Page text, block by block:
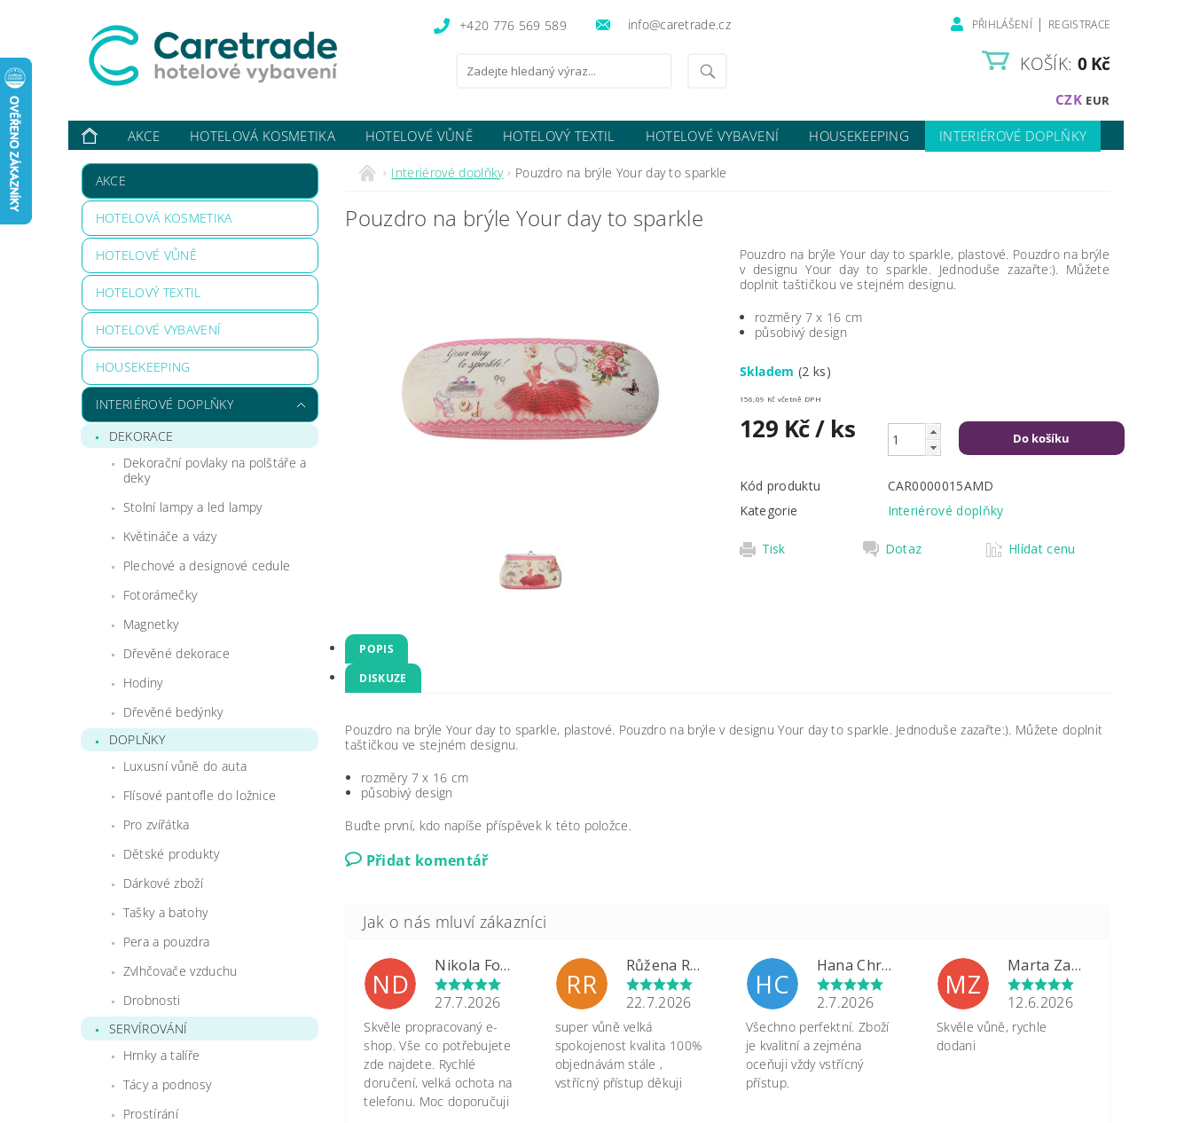
+420 776 569 589 info@caretrade.cz PŘIHLÁŠENÍ | REGISTRACE
CZK EUR
KOŠÍK: 0 Kč
AKCE HOTELOVÁ KOSMETIKA HOTELOVÉ VŮNĚ HOTELOVÝ TEXTIL HOTELOVÉ VYBAVENÍ HOUSEKEEPING
INTERIÉROVÉ DOPLŇKY
VYBAVUJI ...
KONTAKTY O NÁS HODNOCENÍ OBCHODU
AKCE
HOTELOVÁ KOSMETIKA
HOTELOVÉ VŮNĚ
HOTELOVÝ TEXTIL
HOTELOVÉ VYBAVENÍ
HOUSEKEEPING
INTERIÉROVÉ DOPLŇKY
DEKORACE
Dekorační povlaky na polštáře a
deky
Stolní lampy a led lampy
Květináče a vázy
Plechové a designové cedule
Fotorámečky
Magnetky
Dřevěné dekorace
Hodiny
Dřevěné bedýnky
DOPLŇKY
Luxusní vůně do auta
Flísové pantofle do ložnice
Pro zvířátka
Dětské produkty
Dárkové zboží
Tašky a batohy
Pera a pouzdra
Zvlhčovače vzduchu
Drobnosti
SERVÍROVÁNÍ
Hrnky a talíře
Tácy a podnosy
Prostírání
Interiérové doplňky Pouzdro na brýle Your day to sparkle
Pouzdro na brýle Your day to sparkle
Pouzdro na brýle Your day to sparkle, plastové. Pouzdro na brýle
v designu Your day to sparkle. Jednoduše zazařte:). Můžete
doplnit taštičkou ve stejném designu.
rozměry 7 x 16 cm
působivý design
Skladem(2 ks)
156,09 Kč včetně DPH
129 Kč/ ks
Kód produktu
CAR0000015AMD
Kategorie
Interiérové doplňky
Tisk Dotaz Hlídat cenu
POPIS
DISKUZE
Pouzdro na brýle Your day to sparkle, plastové. Pouzdro na brýle v designu Your day to sparkle. Jednoduše zazařte:). Můžete doplnit
taštičkou ve stejném designu.
rozměry 7 x 16 cm
působivý design
Buďte první, kdo napíše příspěvek k této položce.
Přidat komentář
ND
Nikola Formánková Dvořáková
27.7.2026
Skvěle propracovaný e-
shop. Vše co potřebujete
zde najdete. Rychlé
doručení, velká ochota na
telefonu. Moc doporučuji
RR
Růžena Rypková
22.7.2026
super vůně velká
spokojenost kvalita 100%
objednávám stále ,
vstřícný přístup děkuji
HC
Hana Chrastinová
2.7.2026
Všechno perfektní. Zboží
je kvalitní a zejména
oceňuji vždy vstřícný
přístup.
MZ
Marta Zapletalová
12.6.2026
Skvěle vůně, rychle
dodani